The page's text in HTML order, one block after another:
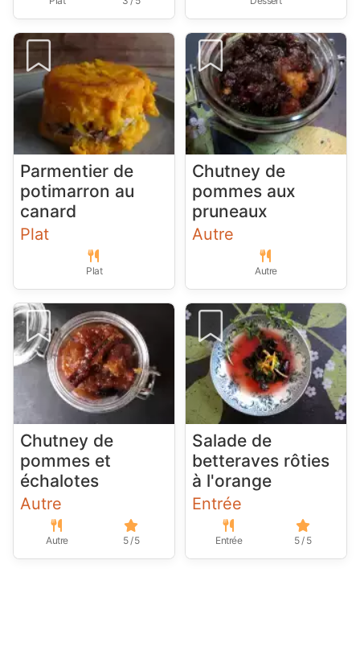
Parmentier de
potimarron au
canard
Plat
Plat
Chutney de
pommes aux
pruneaux
Autre
Autre
Chutney de
pommes et
échalotes
Autre
Autre 5 / 5
Salade de
betteraves rôties
à l'orange
Entrée
Entrée 5 / 5